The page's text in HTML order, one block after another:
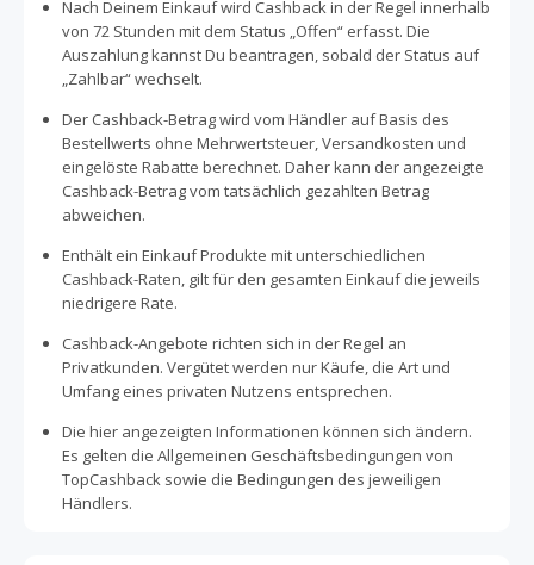
Nach Deinem Einkauf wird Cashback in der Regel innerhalb
von 72 Stunden mit dem Status „Offen“ erfasst. Die
Auszahlung kannst Du beantragen, sobald der Status auf
„Zahlbar“ wechselt.
Der Cashback-Betrag wird vom Händler auf Basis des
Bestellwerts ohne Mehrwertsteuer, Versandkosten und
eingelöste Rabatte berechnet. Daher kann der angezeigte
Cashback-Betrag vom tatsächlich gezahlten Betrag
abweichen.
Enthält ein Einkauf Produkte mit unterschiedlichen
Cashback-Raten, gilt für den gesamten Einkauf die jeweils
niedrigere Rate.
Cashback-Angebote richten sich in der Regel an
Privatkunden. Vergütet werden nur Käufe, die Art und
Umfang eines privaten Nutzens entsprechen.
Die hier angezeigten Informationen können sich ändern.
Es gelten die Allgemeinen Geschäftsbedingungen von
TopCashback sowie die Bedingungen des jeweiligen
Händlers.